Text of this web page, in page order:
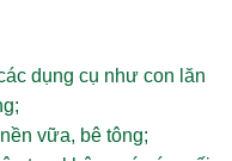
dụng cụ như con lăn
vữa, bê tông;